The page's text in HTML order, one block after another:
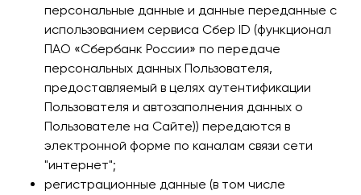
персональные данные и данные переданные с
использованием сервиса Сбер ID (функционал
ПАО «Сбербанк России» по передаче
персональных данных Пользователя,
предоставляемый в целях аутентификации
Пользователя и автозаполнения данных о
Пользователе на Сайте)) передаются в
электронной форме по каналам связи сети
"интернет";
регистрационные данные (в том числе